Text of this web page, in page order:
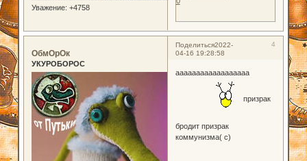
Уважение: +4758
Поделиться 4
2022-
04-16 19:28:58
ОбмОрОк
УКУРОБОРОС
аааааааааааааааааа
призрак
бродит призрак
коммунизма( с)